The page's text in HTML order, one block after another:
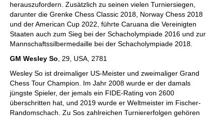
herauszufordern. Zusätzlich zu seinen vielen Turniersiegen,
darunter die Grenke Chess Classic 2018, Norway Chess 2018
und der American Cup 2022, führte Caruana die Vereinigten
Staaten auch zum Sieg bei der Schacholympiade 2016 und zur
Mannschaftssilbermedaille bei der Schacholympiade 2018.
GM Wesley So , 29, USA, 2781
Wesley So ist dreimaliger US-Meister und zweimaliger Grand
Chess Tour Champion. Im Jahr 2008 wurde er der damals
jüngste Spieler, der jemals ein FIDE-Rating von 2600
überschritten hat, und 2019 wurde er Weltmeister im Fischer-
Randomschach. Zu Sos zahlreichen Turniererfolgen gehören